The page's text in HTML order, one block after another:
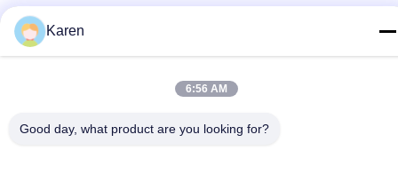
E-mail
701-702, δρόμων No.16 Huayun, Wuxi
Karen
6:56 AM
Good day, what product are you looking for?